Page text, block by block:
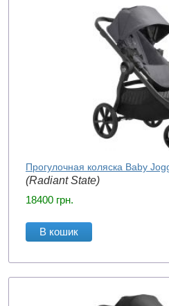
Прогулочная коляска Baby
(Radiant State)
18400 грн.
В кошик